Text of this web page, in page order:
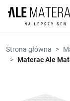
Przejdź do
Strona główna
Materac Ale